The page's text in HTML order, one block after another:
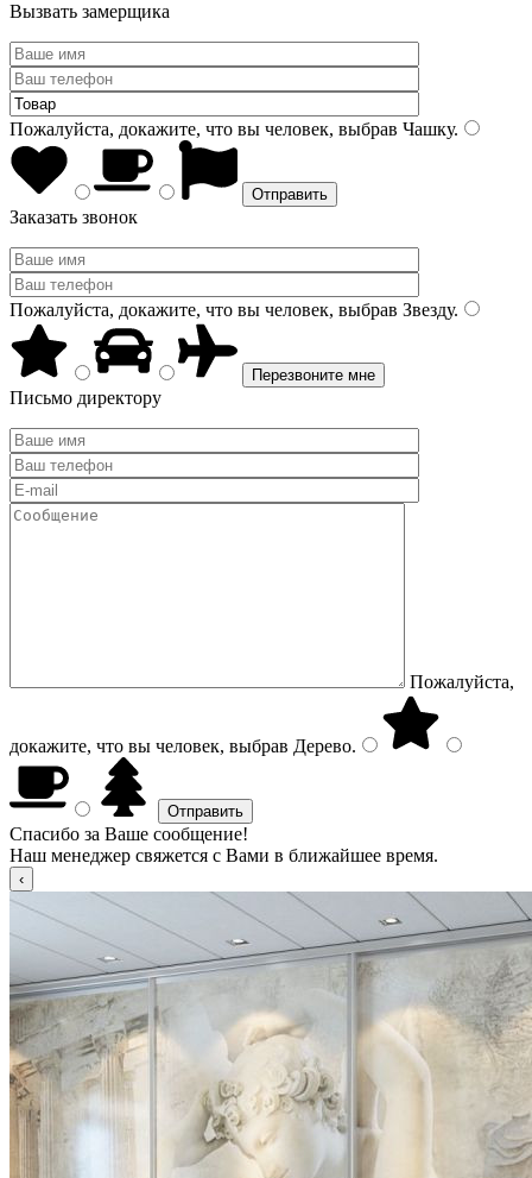
Вызвать замерщика
Пожалуйста, докажите, что вы человек, выбрав Чашку.
Заказать звонок
Пожалуйста, докажите, что вы человек, выбрав Звезду.
Письмо директору
Пожалуйста,
докажите, что вы человек, выбрав Дерево.
Спасибо за Ваше сообщение!
Наш менеджер свяжется с Вами в ближайшее время.